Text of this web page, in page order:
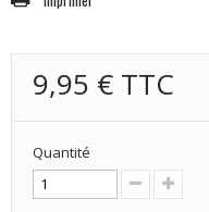
9,95 € TTC
Quantité